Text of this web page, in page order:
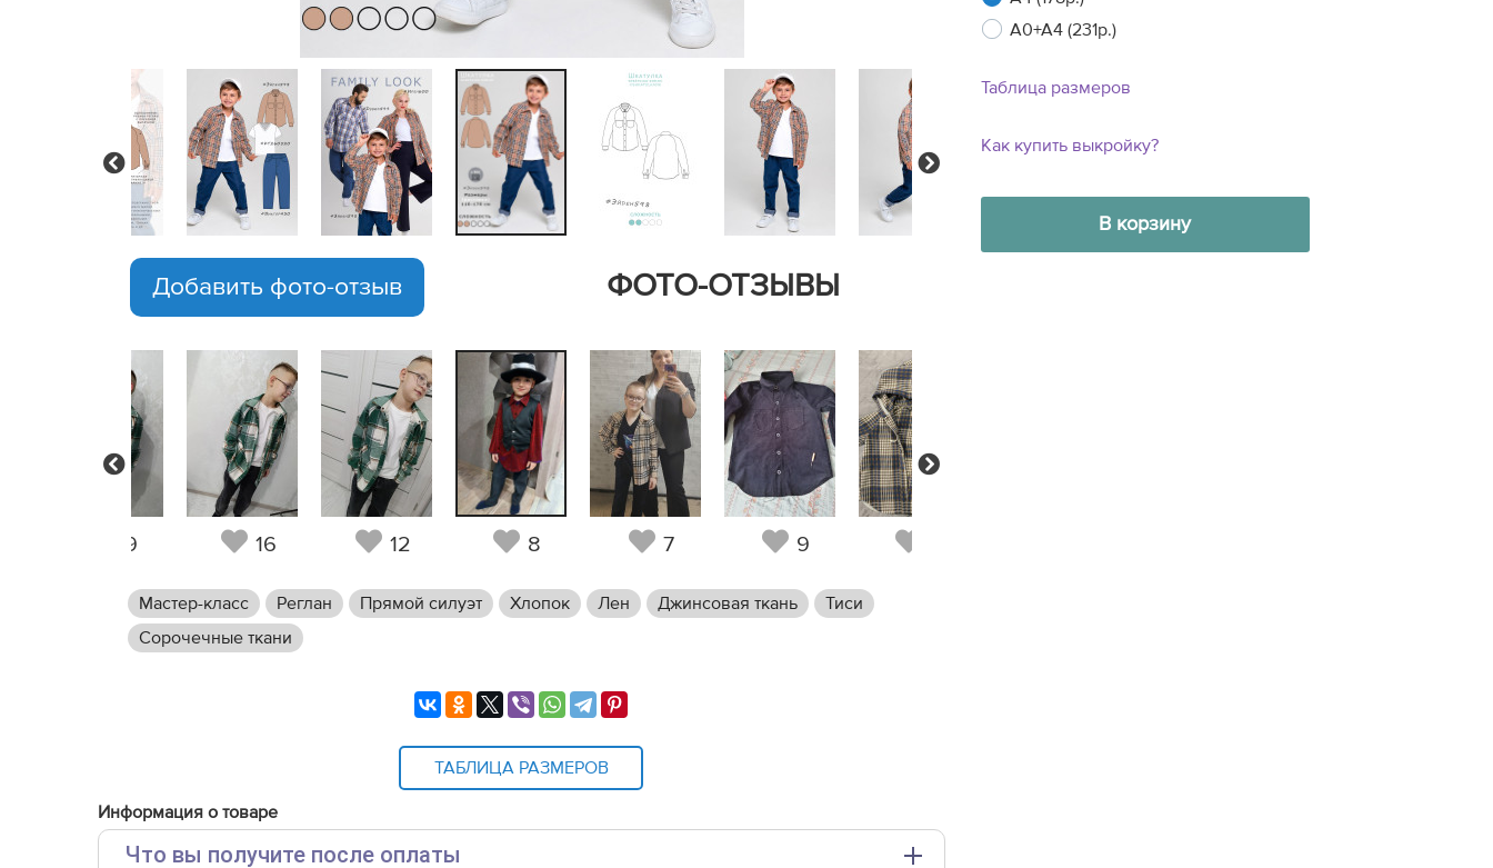
Previous Next
A0+A4 (231р.)
Таблица размеров
Как купить выкройку?
В корзину
ФОТО-ОТЗЫВЫ
Добавить фото-отзыв
Previous
9 16 12 8 7 9
Next
Мастер-класс Реглан Прямой силуэт Хлопок Лен Джинсовая ткань
Тиси
Сорочечные ткани
ТАБЛИЦА РАЗМЕРОВ
Информация о товаре
Что вы получите после оплаты